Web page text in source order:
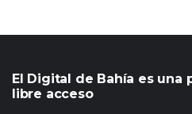
El Digital de Bahía es
libre acceso